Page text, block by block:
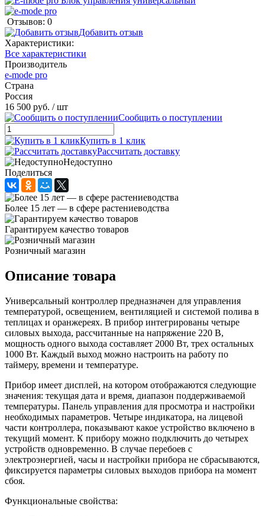
Отзывов: 0
Добавить отзыв
Характеристики:
Все характеристики
Производитель
e-mode pro
Страна
Россия
16 500 руб. / шт
Сообщить о поступлении
Купить в 1 клик
Рассчитать доставку
Недоступно
Поделиться
Более 15 лет — в сфере растениеводства
Гарантируем качество товаров
Розничный магазин
Описание товара
Универсальный контроллер предназначен для управления
температурой, освещением, вентиляцией и системой полива в
теплицах и оранжереях. В прибор интегрированы четыре
силовых выхода, рассчитанные на напряжение 220 В,
мощность одного выхода составляет 2000 Вт, трех остальных
1000 Вт. Каждый выход можно настроить на работу по
таймеру, времени и температуре.
Прибор имеет дисплей, на котором отображаются следующие
значения: текущая дата и время, диапазон поддерживаемой
температуры. Панель управления для просмотра и настройки
необходимых параметров. Четыре индикатора, на лицевой
части контроллера, показывают какое устройство включено в
текущий момент. К прибору можно подключить до четырех
устройств одновременно. В случае перебоев с
электроэнергией, часы и настройки прибора не сбрасываются,
фиксируется параметры силовых выходов прибора на момент
сбоя.
Функциональные свойства: